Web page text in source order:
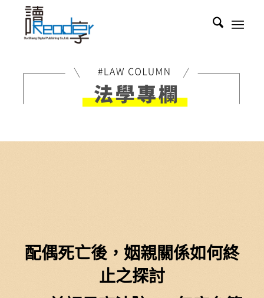
配偶死亡後，姻親關係如何終
止之探討